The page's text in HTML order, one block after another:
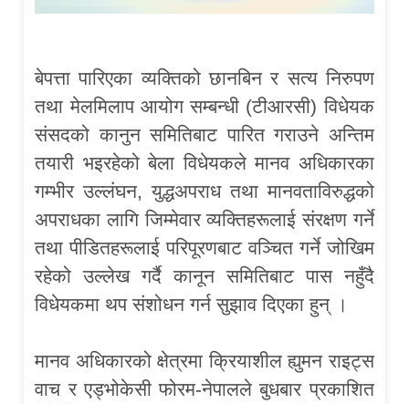
बेपत्ता पारिएका व्यक्तिको छानबिन र सत्य निरुपण
तथा मेलमिलाप आयोग सम्बन्धी (टीआरसी) विधेयक
संसदको कानुन समितिबाट पारित गराउने अन्तिम
तयारी भइरहेको बेला विधेयकले मानव अधिकारका
गम्भीर उल्लंघन, युद्धअपराध तथा मानवताविरुद्धको
अपराधका लागि जिम्मेवार व्यक्तिहरूलाई संरक्षण गर्ने
तथा पीडितहरूलाई परिपूरणबाट वञ्चित गर्ने जोखिम
रहेको उल्लेख गर्दै कानून समितिबाट पास नहुँदै
विधेयकमा थप संशोधन गर्न सुझाव दिएका हुन् ।
मानव अधिकारको क्षेत्रमा क्रियाशील ह्युमन राइट्स
वाच र एड्भोकेसी फोरम-नेपालले बुधबार प्रकाशित